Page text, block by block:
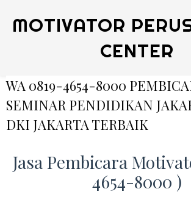
MOTIVATOR
CENTER
WA 0819-4654-8000
SEMINAR PENDIDIKAN
DKI JAKARTA TERBAIK
Jasa Pembicara
4654-8000 )